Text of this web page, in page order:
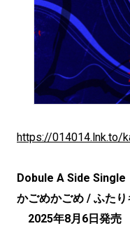
https://014014.lnk.to/
Dobule A Side Single
かごめかごめ / ふた
2025年8月6日発売